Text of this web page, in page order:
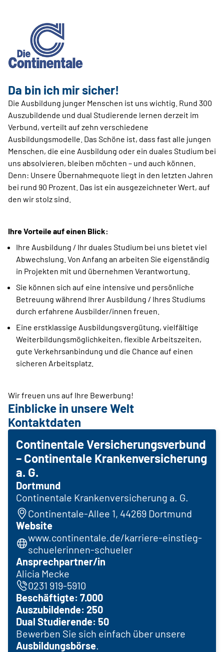
Da bin ich mir sicher!
Die Ausbildung junger Menschen ist uns wichtig. Rund 300
Auszubildende und dual Studierende lernen derzeit im
Verbund, verteilt auf zehn verschiedene
Ausbildungsmodelle. Das Schöne ist, dass fast alle jungen
Menschen, die eine Ausbildung oder ein duales Studium bei
uns absolvieren, bleiben möchten – und auch können.
Denn: Unsere Übernahmequote liegt in den letzten Jahren
bei rund 90 Prozent. Das ist ein ausgezeichneter Wert, auf
den wir stolz sind.
Ihre Vorteile auf einen Blick:
Ihre Ausbildung / Ihr duales Studium bei uns bietet viel
Abwechslung. Von Anfang an arbeiten Sie eigenständig
in Projekten mit und übernehmen Verantwortung.
Sie können sich auf eine intensive und persönliche
Betreuung während Ihrer Ausbildung / Ihres Studiums
durch erfahrene Ausbilder/innen freuen.
Eine erstklassige Ausbildungsvergütung, vielfältige
Weiterbildungsmöglichkeiten, flexible Arbeitszeiten,
gute Verkehrsanbindung und die Chance auf einen
sicheren Arbeitsplatz.
Wir freuen uns auf Ihre Bewerbung!
Einblicke in unsere Welt
Kontaktdaten
Continentale Versicherungsverbund
– Continentale Krankenversicherung
a. G.
Dortmund
Continentale Krankenversicherung a. G.
Continentale-Allee 1, 44269 Dortmund
Website
www.continentale.de/karriere-einstieg-
schuelerinnen-schueler
Ansprechpartner/in
Alicia Mecke
0231 919-5910
Beschäftigte: 7.000
Auszubildende: 250
Dual Studierende: 50
Bewerben Sie sich einfach über unsere
Ausbildungsbörse.